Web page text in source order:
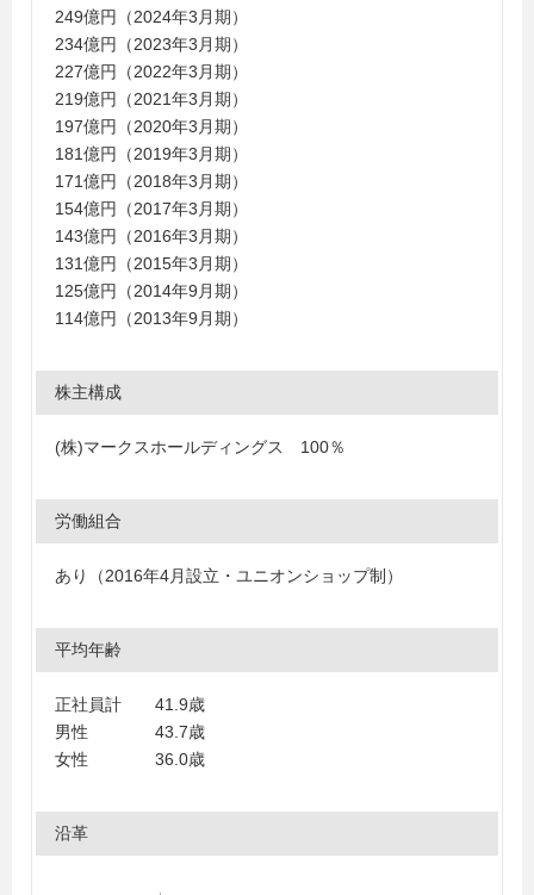
249億円（2024年3月期）
234億円（2023年3月期）
227億円（2022年3月期）
219億円（2021年3月期）
197億円（2020年3月期）
181億円（2019年3月期）
171億円（2018年3月期）
154億円（2017年3月期）
143億円（2016年3月期）
131億円（2015年3月期）
125億円（2014年9月期）
114億円（2013年9月期）
株主構成
(株)マークスホールディングス 100％
労働組合
あり（2016年4月設立・ユニオンショップ制）
平均年齢
正社員計 41.9歳
男性 43.7歳
女性 36.0歳
沿革